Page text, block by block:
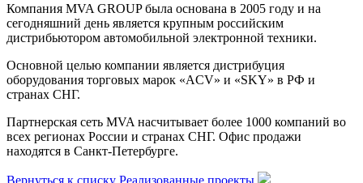
Компания MVA GROUP была основана в 2005 году и на
сегодняшний день является крупным российским
дистрибьютором автомобильной электронной техники.
Основной целью компании является дистрибуция
оборудования торговых марок «ACV» и «SKY» в РФ и
странах СНГ.
Партнерская сеть MVA насчитывает более 1000 компаний во
всех регионах России и странах СНГ. Офис продажи
находятся в Санкт-Петербурге.
Вернуться к списку Реализованные проекты